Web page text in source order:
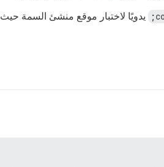
يدويًا لاختبار موقع منشئ السمة